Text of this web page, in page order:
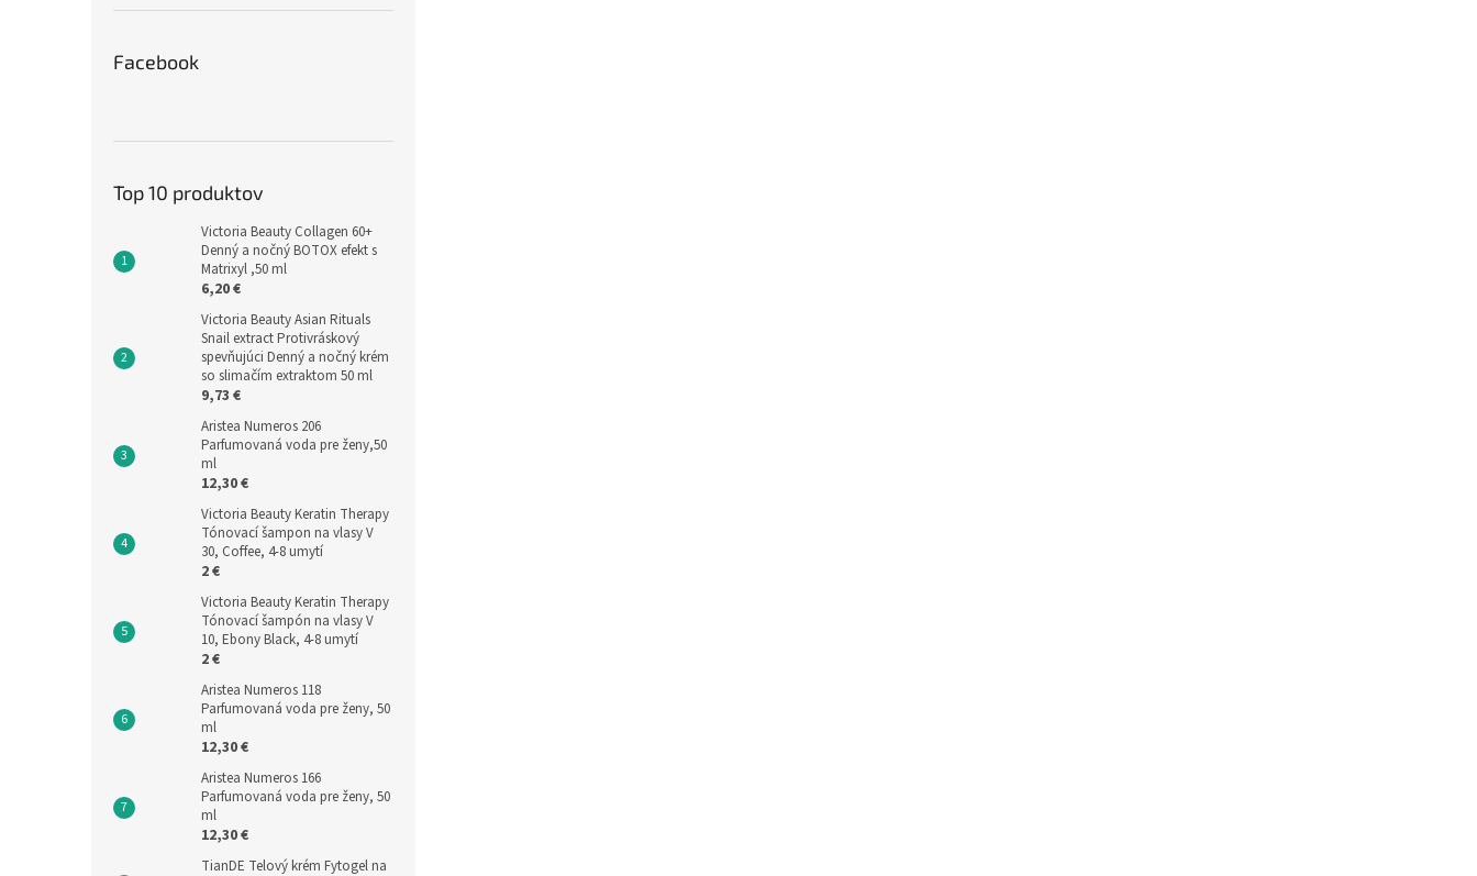
Facebook
Top 10 produktov
Victoria Beauty Collagen 60+
Denný a nočný BOTOX efekt s
Matrixyl ,50 ml
6,20 €
Victoria Beauty Asian Rituals
Snail extract Protivráskový
spevňujúci Denný a nočný krém
so slimačím extraktom 50 ml
9,73 €
Aristea Numeros 206
Parfumovaná voda pre ženy,50
ml
12,30 €
Victoria Beauty Keratin Therapy
Tónovací šampon na vlasy V
30, Coffee, 4-8 umytí
2 €
Victoria Beauty Keratin Therapy
Tónovací šampón na vlasy V
10, Ebony Black, 4-8 umytí
2 €
Aristea Numeros 118
Parfumovaná voda pre ženy, 50
ml
12,30 €
Aristea Numeros 166
Parfumovaná voda pre ženy, 50
ml
12,30 €
TianDE Telový krém Fytogel na